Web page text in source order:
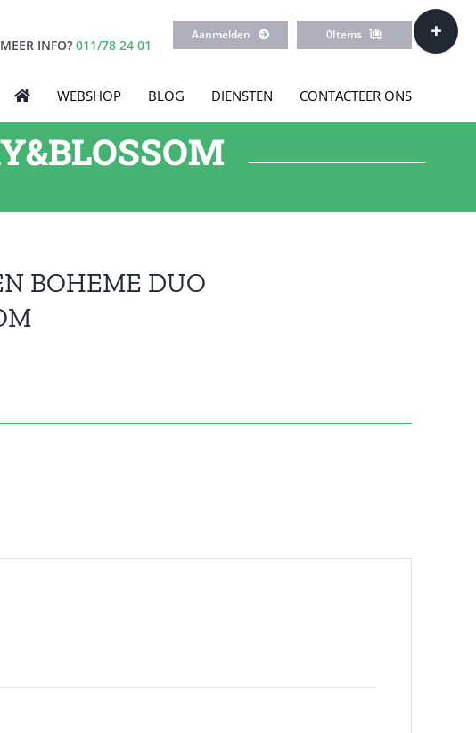
INFO? 011/78 24 01
Aanmelden 0Items
WEBSHOP BLOG DIENSTEN CONTACTEER ONS
BOHEME DUO
Toggle
Sliding